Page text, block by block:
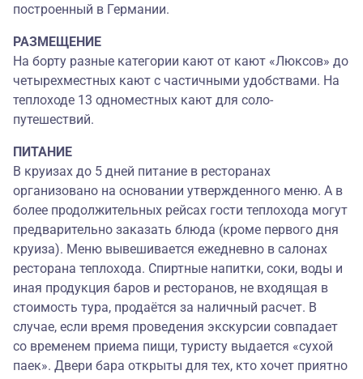
построенный в Германии.
РАЗМЕЩЕНИЕ
На борту разные категории кают от кают «Люксов» до
четырехместных кают с частичными удобствами. На
теплоходе 13 одноместных кают для соло-
путешествий.
ПИТАНИЕ
В круизах до 5 дней питание в ресторанах
организовано на основании утвержденного меню. А в
более продолжительных рейсах гости теплохода могут
предварительно заказать блюда (кроме первого дня
круиза). Меню вывешивается ежедневно в салонах
ресторана теплохода. Спиртные напитки, соки, воды и
иная продукция баров и ресторанов, не входящая в
стоимость тура, продаётся за наличный расчет. В
случае, если время проведения экскурсии совпадает
со временем приема пищи, туристу выдается «сухой
паек». Двери бара открыты для тех, кто хочет приятно